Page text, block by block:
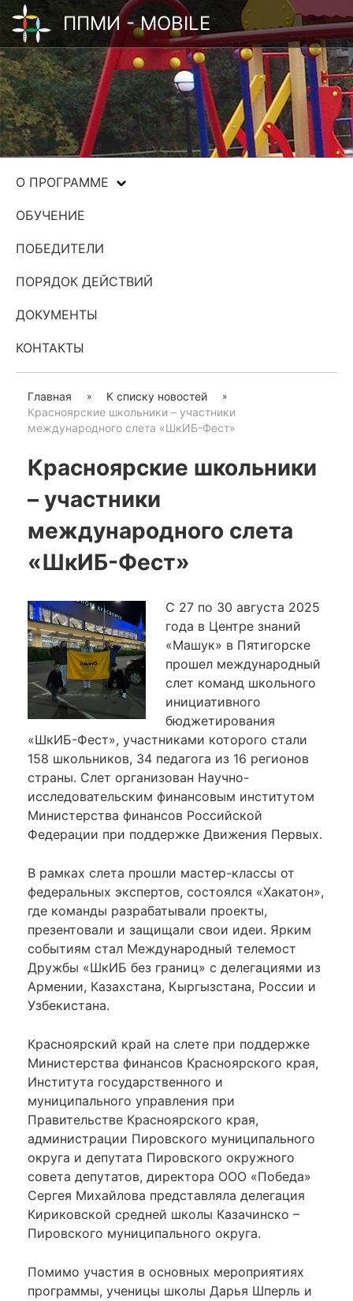
ППМИ - MOBILE
О ПРОГРАММЕ
ОБУЧЕНИЕ
ПОБЕДИТЕЛИ
ПОРЯДОК ДЕЙСТВИЙ
ДОКУМЕНТЫ
КОНТАКТЫ
Главная
К списку новостей
Красноярские школьники – участники
международного слета «ШкИБ-Фест»
Красноярские школьники
– участники
международного слета
«ШкИБ-Фест»
С 27 по 30 августа 2025
года в Центре знаний
«Машук» в Пятигорске
прошел международный
слет команд школьного
инициативного
бюджетирования
«ШкИБ-Фест», участниками которого стали
158 школьников, 34 педагога из 16 регионов
страны. Слет организован Научно-
исследовательским финансовым институтом
Министерства финансов Российской
Федерации при поддержке Движения Первых.
В рамках слета прошли мастер-классы от
федеральных экспертов, состоялся «Хакатон»,
где команды разрабатывали проекты,
презентовали и защищали свои идеи. Ярким
событиям стал Международный телемост
Дружбы «ШкИБ без границ» с делегациями из
Армении, Казахстана, Кыргызстана, России и
Узбекистана.
Красноярский край на слете при поддержке
Министерства финансов Красноярского края,
Института государственного и
муниципального управления при
Правительстве Красноярского края,
администрации Пировского муниципального
округа и депутата Пировского окружного
совета депутатов, директора ООО «Победа»
Сергея Михайлова представляла делегация
Кириковской средней школы Казачинско –
Пировского муниципального округа.
Помимо участия в основных мероприятиях
программы, ученицы школы Дарья Шперль и